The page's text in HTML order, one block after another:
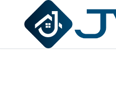
JVR Imóveis